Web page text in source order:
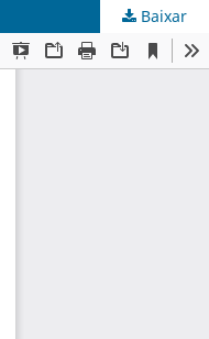
Baixar